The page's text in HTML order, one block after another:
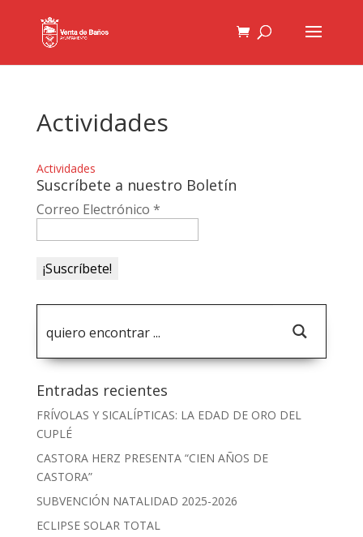
Actividades
Actividades
Suscríbete a nuestro Boletín
Correo Electrónico *
Entradas recientes
FRÍVOLAS Y SICALÍPTICAS: LA EDAD DE ORO DEL
CUPLÉ
CASTORA HERZ PRESENTA “CIEN AÑOS DE
CASTORA”
SUBVENCIÓN NATALIDAD 2025-2026
ECLIPSE SOLAR TOTAL